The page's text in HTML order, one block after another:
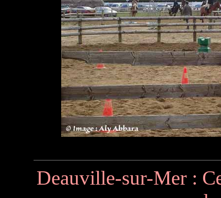
Deauville-sur-Mer :